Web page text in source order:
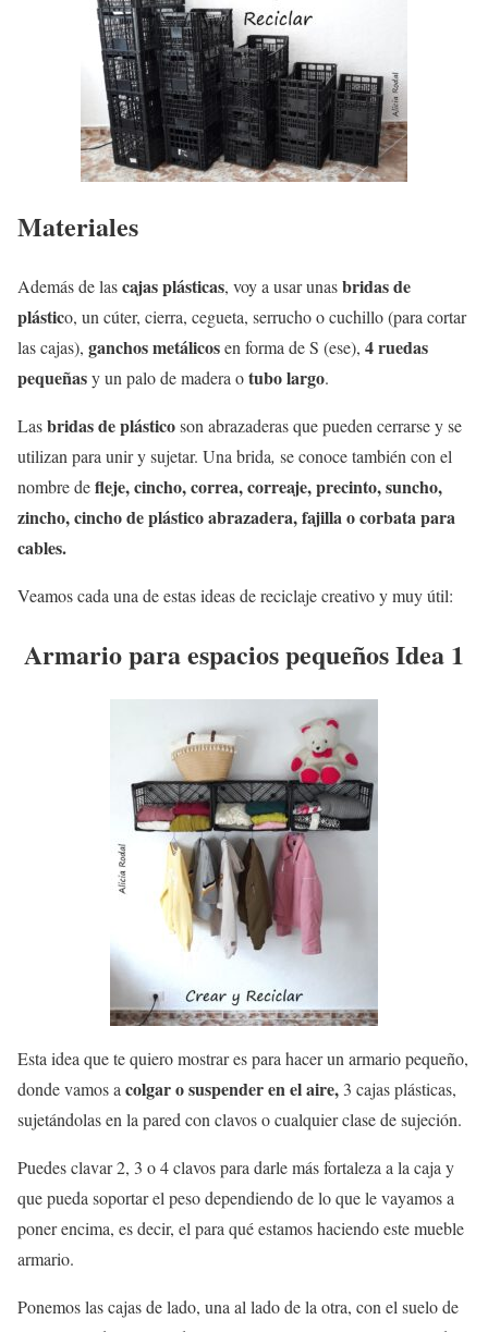
Materiales
Además de lascajas plásticas, voy a usar unasbridas de
plástico, un cúter, cierra, cegueta, serrucho o cuchillo (para cortar
las cajas), ganchos metálicosen forma de S (ese), 4 ruedas
pequeñasy un palo de madera otubo largo.
Lasbridas de plásticoson abrazaderas que pueden cerrarse y se
utilizan para unir y sujetar. Una brida, se conoce también con el
nombre defleje, cincho, correa, correaje, precinto, suncho,
zincho, cincho de plástico abrazadera, fajilla o corbata para
cables.
Veamos cada una de estas ideas de reciclaje creativo y muy útil:
Armario para espacios pequeños Idea 1
Esta idea que te quiero mostrar es para hacer un armario pequeño,
donde vamos acolgar o suspender en el aire, 3 cajas plásticas,
sujetándolas en la pared con clavos o cualquier clase de sujeción.
Puedes clavar 2, 3 o 4 clavos para darle más fortaleza a la caja y
que pueda soportar el peso dependiendo de lo que le vayamos a
poner encima, es decir, el para qué estamos haciendo este mueble
armario.
Ponemos las cajas de lado, una al lado de la otra, con el suelo de